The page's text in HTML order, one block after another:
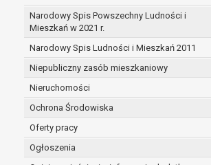
Narodowy Spis Powszechny Ludności i
Mieszkań w 2021 r.
Narodowy Spis Ludności i Mieszkań 2011
Niepubliczny zasób mieszkaniowy
Nieruchomości
Ochrona Środowiska
Oferty pracy
Ogłoszenia